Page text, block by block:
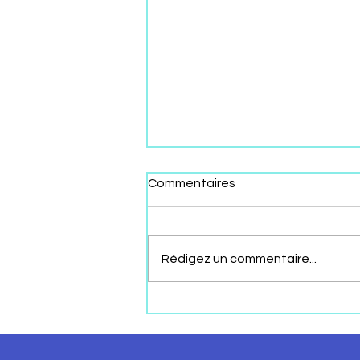
Commentaires
Rédigez un commentaire...